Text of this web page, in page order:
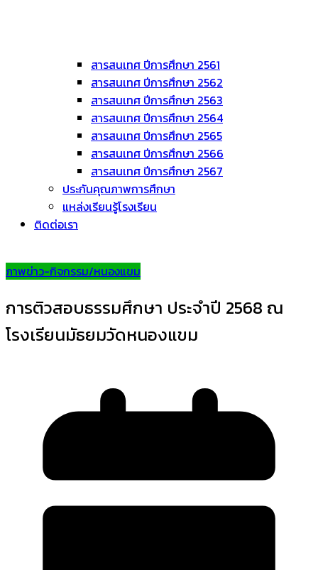
สารสนเทศ ปีการศึกษา 2561
สารสนเทศ ปีการศึกษา 2562
สารสนเทศ ปีการศึกษา 2563
สารสนเทศ ปีการศึกษา 2564
สารสนเทศ ปีการศึกษา 2565
สารสนเทศ ปีการศึกษา 2566
สารสนเทศ ปีการศึกษา 2567
ประกันคุณภาพการศึกษา
แหล่งเรียนรู้โรงเรียน
ติดต่อเรา
ภาพข่าว-กิจกรรม/หนองแขม
การติวสอบธรรมศึกษา ประจำปี 2568 ณ
โรงเรียนมัธยมวัดหนองแขม